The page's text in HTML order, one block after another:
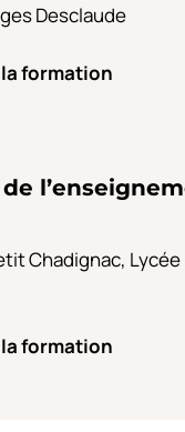
Desclaude
formation
Chadignac, Lycée
formation